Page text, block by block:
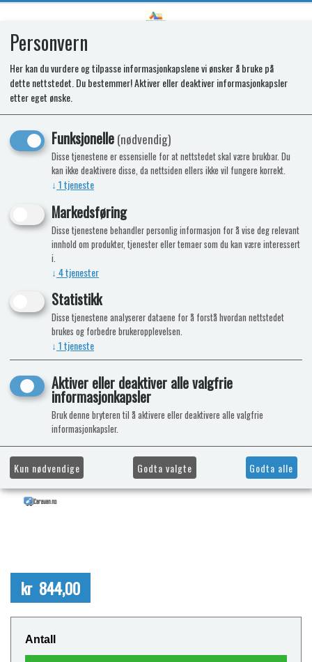
FASCIA ASSY. 1/2/E OGI BK. NEON.
STD. ASPIRE 2. BS
kr 844,00
Antall
Personvern
Her kan du vurdere og tilpasse informasjonkapslene vi ønsker å bruke på
dette nettstedet. Du bestemmer! Aktiver eller deaktiver informasjonkapsler
etter eget ønske.
Funksjonelle(nødvendig)
Disse tjenestene er essensielle for at nettstedet skal være brukbar. Du
kan ikke deaktivere disse, da nettsiden ellers ikke vil fungere korrekt.
↓ 1tjeneste
Markedsføring
Disse tjenestene behandler personlig informasjon for å vise deg relevant
innhold om produkter, tjenester eller temaer som du kan være interessert
i.
↓ 4tjenester
Statistikk
Disse tjenestene analyserer dataene for å forstå hvordan nettstedet
brukes og forbedre brukeropplevelsen.
↓ 1tjeneste
Aktiver eller deaktiver alle valgfrie
informasjonkapsler
Bruk denne bryteren til å aktivere eller deaktivere alle valgfrie
informasjonkapsler.
Kun nødvendige Godta valgte Godta alle